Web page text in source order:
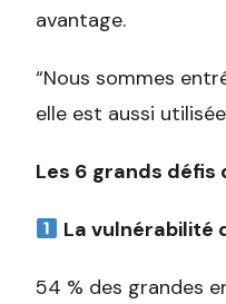
avantage.
“Nous sommes
elle est aussi
Les 6 grands
La vulnérabilité
54 % des grandes